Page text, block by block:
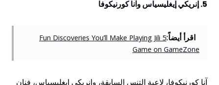
5. إنريكي إيغليسياس وآنا كورنيكوفا
اقرأ أيضاً:
5 Fun Discoveries You’ll Make Playing Jili
Game on GameZone
آنا كورنيكوفا، لاعبة التنس السابقة، وإنريكي إيغليسياس، فنان